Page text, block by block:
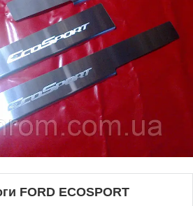
FORD ECOSPORT